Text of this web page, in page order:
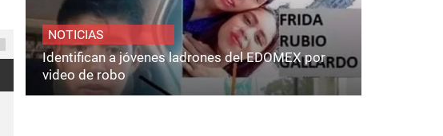
NOTICIAS
Identifican a jóvenes ladrones del EDOMEX por
video de robo